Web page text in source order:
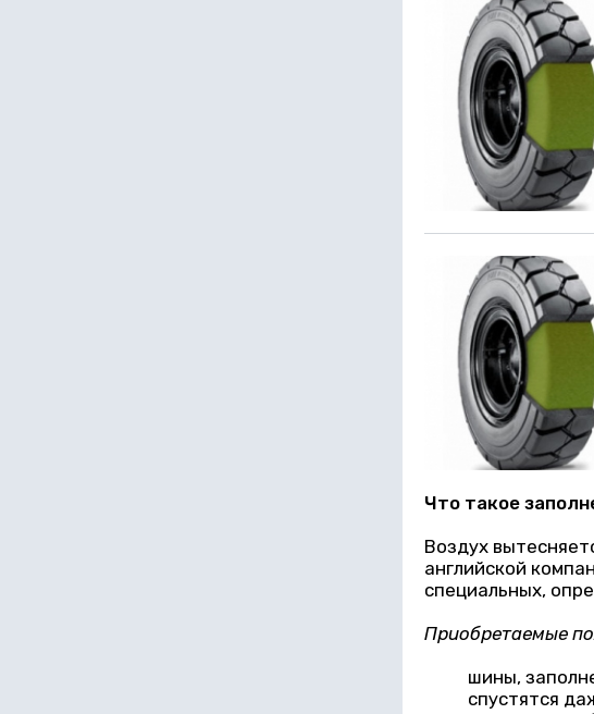
Что такое
Воздух
английской
специальных,
Приобретаемые
шины,
спустятся